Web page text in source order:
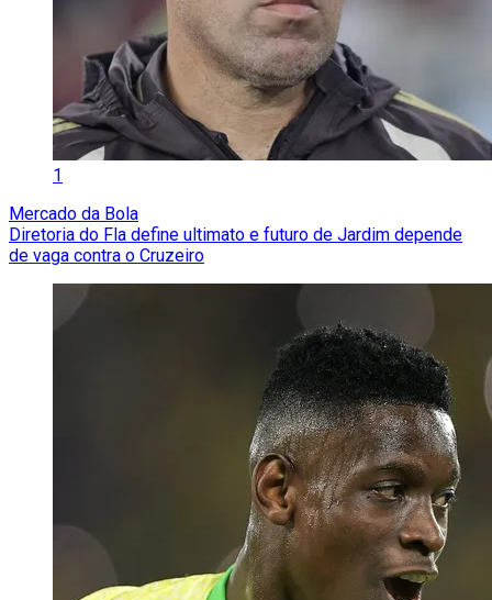
1
Mercado da Bola
Diretoria do Fla define ultimato e futuro de Jardim depende
de vaga contra o Cruzeiro